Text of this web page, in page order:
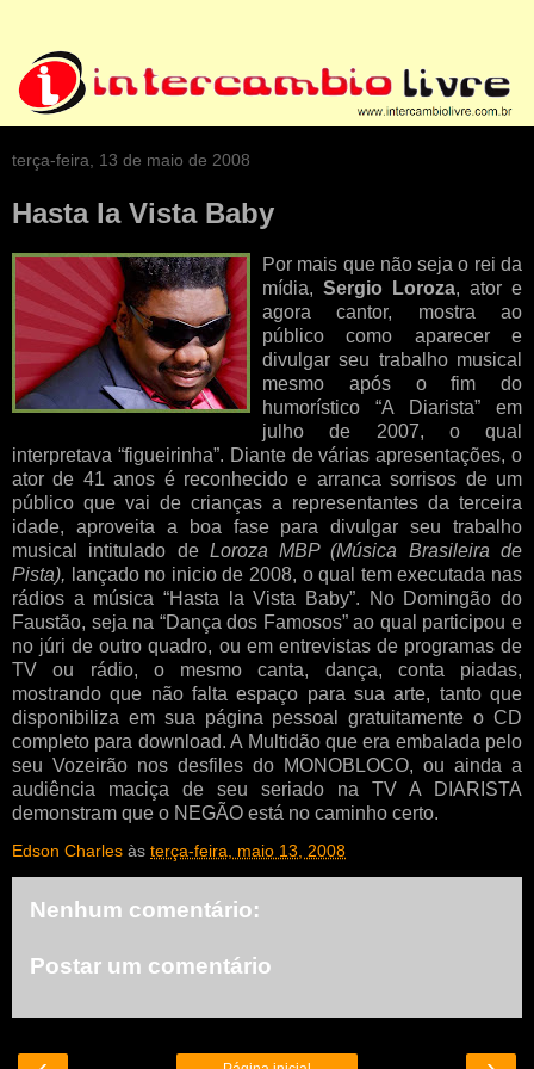
terça-feira, 13 de maio de 2008
Hasta la Vista Baby
Por mais que não seja o rei da
mídia, Sergio Loroza, ator e
agora cantor, mostra ao
público como aparecer e
divulgar seu trabalho musical
mesmo após o fim do
humorístico “A Diarista” em
julho de 2007, o qual
interpretava “figueirinha”. Diante de várias apresentações, o
ator de 41 anos é reconhecido e arranca sorrisos de um
público que vai de crianças a representantes da terceira
idade, aproveita a boa fase para divulgar seu trabalho
musical intitulado de Loroza MBP (Música Brasileira de
Pista), lançado no inicio de 2008, o qual tem executada nas
rádios a música “Hasta la Vista Baby”. No Domingão do
Faustão, seja na “Dança dos Famosos” ao qual participou e
no júri de outro quadro, ou em entrevistas de programas de
TV ou rádio, o mesmo canta, dança, conta piadas,
mostrando que não falta espaço para sua arte, tanto que
disponibiliza em sua página pessoal gratuitamente o CD
completo para download. A Multidão que era embalada pelo
seu Vozeirão nos desfiles do MONOBLOCO, ou ainda a
audiência maciça de seu seriado na TV A DIARISTA
demonstram que o NEGÃO está no caminho certo.
Edson Charles às terça-feira, maio 13, 2008
Nenhum comentário:
Postar um comentário